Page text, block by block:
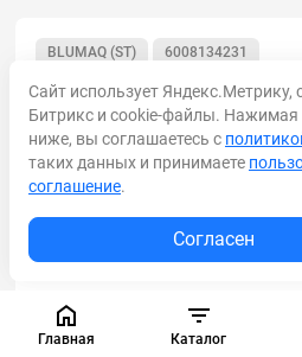
Главная Каталог
BLUMAQ (ST) 6008134231
6008134231 ST Стартер
BLUMAQ (ST) 6008133970
6008133970 ST Стартер
Сайт использует Яндекс.Метрику,
Битрикс и cookie-файлы. Нажимая
ниже, вы соглашаетесь с
таких данных и принимаете
соглашение.
Согласен